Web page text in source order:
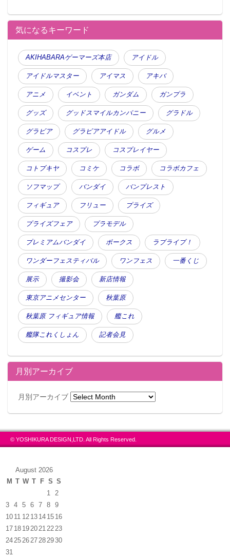
気になるキーワード
AKIHABARAゲーマーズ本店 アイドル
アイドルマスター アイマス アキバ
アニメ イベント ガンダム ガンプラ
グッズ グッドスマイルカンパニー グラドル
グラビア グラビアアイドル グルメ
ゲーム コスプレ コスプレイヤー
コトブキヤ コミケ コラボ コラボカフェ
ソフマップ バンダイ バンプレスト
フィギュア フリュー プライズ
プライズフェア プラモデル
プレミアムバンダイ ボークス ラブライブ！
ワンダーフェスティバル ワンフェス 一番くじ
展示 撮影会 新店情報
東京アニメセンター 秋葉原
秋葉原 フィギュア情報 艦これ
艦隊これくしょん 記者会見
月別アーカイブ
月別アーカイブ
© YOSHIKURA DESIGN,LTD. All Rights Reserved.
August 2026
M T W T F S S
1
2
3
4 5 6 7 8
9
10 11 12 13 14 15 16
17 18 19 20 21 22 23
24 25 26 27 28 2930
31